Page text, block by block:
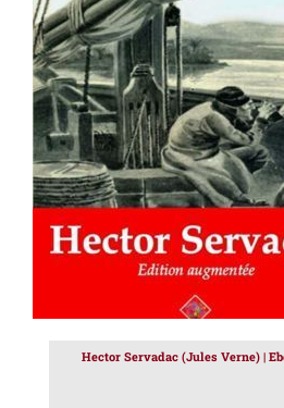
AJOUTER AU PANIER /
Hector Servadac (Jules Verne) |